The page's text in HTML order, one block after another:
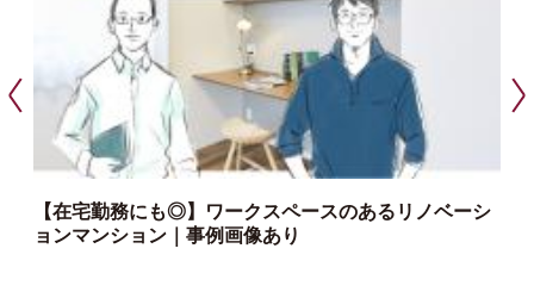
【在宅勤務にも◎】ワークスペースのあるリノベーシ
ョンマンション｜事例画像あり